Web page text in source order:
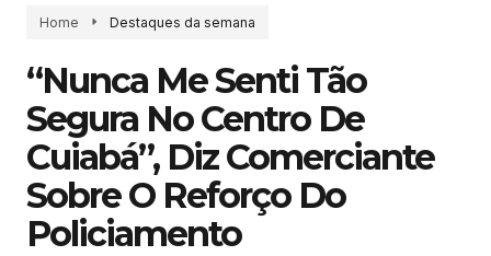
Home Destaques da semana
“Nunca Me Senti Tão
Segura No Centro De
Cuiabá”, Diz Comerciante
Sobre O Reforço Do
Policiamento